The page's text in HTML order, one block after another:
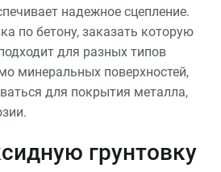
надежное сцепление.
по бетону, заказать которую
для разных типов
минеральных поверхностей,
для покрытия металла,
грунтовку